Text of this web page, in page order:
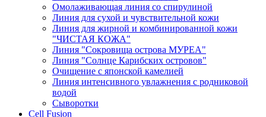
Омолаживающая линия со спирулиной
Линия для сухой и чувствительной кожи
Линия для жирной и комбинированной кожи
"ЧИСТАЯ КОЖА"
Линия "Сокровища острова МУРЕА"
Линия "Солнце Карибских островов"
Очищение с японской камелией
Линия интенсивного увлажнения с родниковой
водой
Сыворотки
Cell Fusion